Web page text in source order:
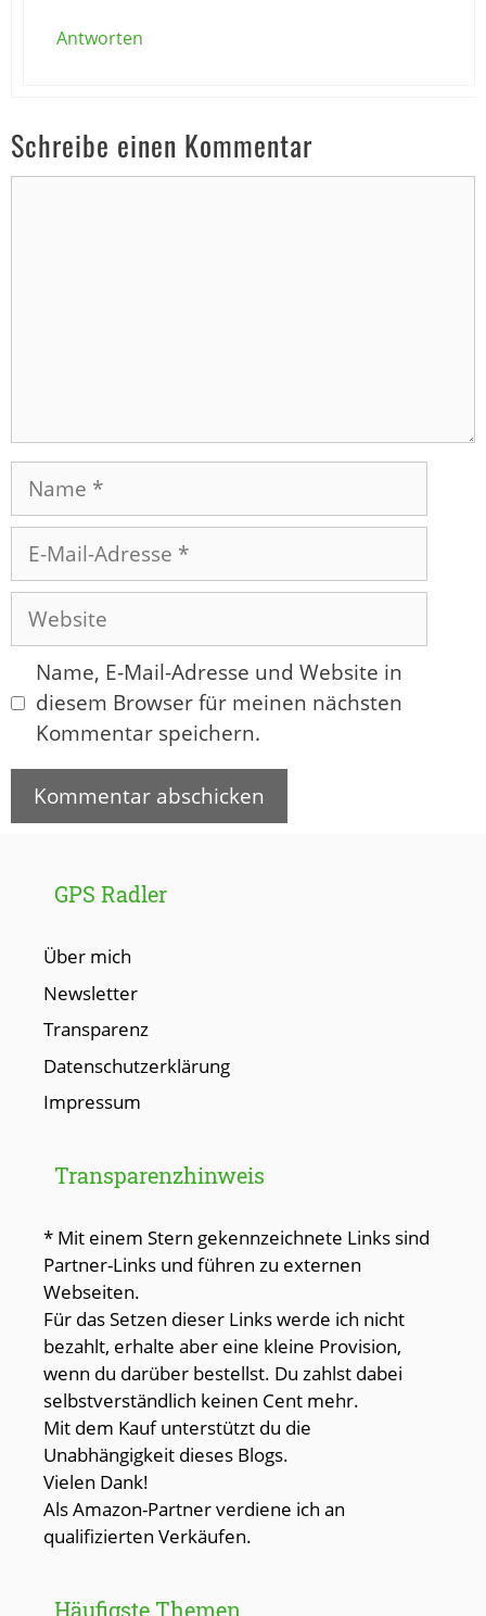
Antworten
Schreibe einen Kommentar
Name
Adresse
Website
Name, E-Mail-Adresse und Website in
diesem Browser für meinen nächsten
Kommentar speichern.
GPS Radler
Über mich
Newsletter
Transparenz
Datenschutzerklärung
Impressum
Transparenzhinweis
* Mit einem Stern gekennzeichnete Links sind
Partner-Links und führen zu externen
Webseiten.
Für das Setzen dieser Links werde ich nicht
bezahlt, erhalte aber eine kleine Provision,
wenn du darüber bestellst. Du zahlst dabei
selbstverständlich keinen Cent mehr.
Mit dem Kauf unterstützt du die
Unabhängigkeit dieses Blogs.
Vielen Dank!
Als Amazon-Partner verdiene ich an
qualifizierten Verkäufen.
Häufigste Themen